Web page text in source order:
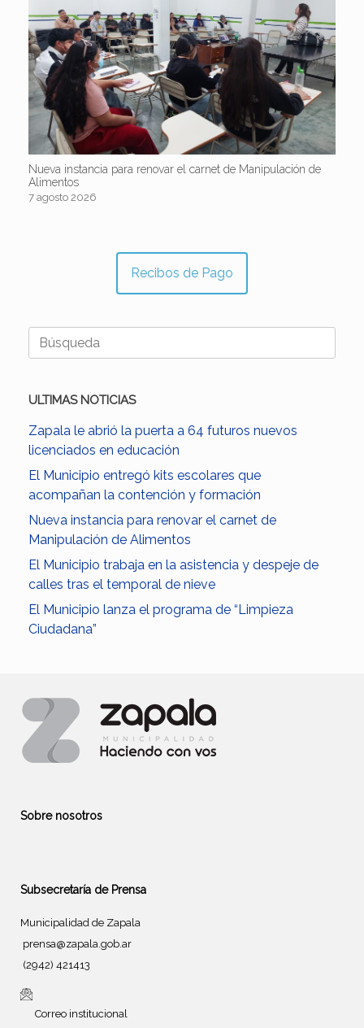
Nueva instancia para renovar el carnet de Manipulación de
Alimentos
7 agosto 2026
Recibos de Pago
Buscar:
ULTIMAS NOTICIAS
Zapala le abrió la puerta a 64 futuros nuevos
licenciados en educación
El Municipio entregó kits escolares que
acompañan la contención y formación
Nueva instancia para renovar el carnet de
Manipulación de Alimentos
El Municipio trabaja en la asistencia y despeje de
calles tras el temporal de nieve
El Municipio lanza el programa de “Limpieza
Ciudadana”
Sobre nosotros
Subsecretaría de Prensa
Municipalidad de Zapala
prensa@zapala.gob.ar
(2942) 421413
Correo institucional